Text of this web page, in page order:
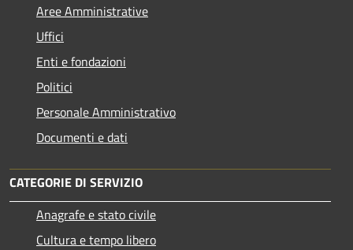
Aree Amministrative
Uffici
Enti e fondazioni
Politici
Personale Amministrativo
Documenti e dati
CATEGORIE DI SERVIZIO
Anagrafe e stato civile
Cultura e tempo libero